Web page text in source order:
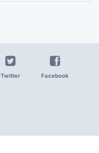
Twitter Facebook